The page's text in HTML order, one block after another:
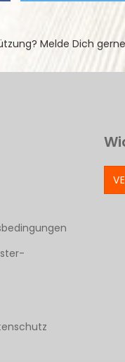
Melde Dich